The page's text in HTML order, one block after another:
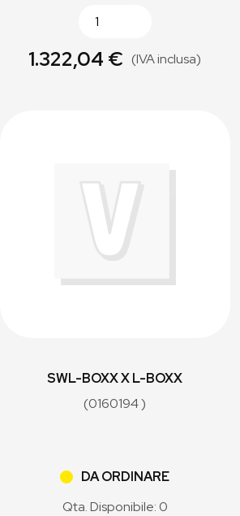
1.322,04 € (IVA inclusa)
SWL-BOXX X L-BOXX
(0160194 )
DA ORDINARE
Qta. Disponibile: 0